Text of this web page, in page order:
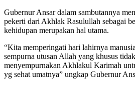
Gubernur Ansar dalam sambutannya
pekerti dari Akhlak Rasulullah sebagai
kehidupan merupakan hal utama.
“Kita memperingati hari lahirnya
sempurna utusan Allah yang khusus
menyempurnakan Akhlakul Karimah
yg sehat umatnya” ungkap Gubernur